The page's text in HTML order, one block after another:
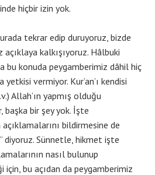
hiçbir izin yok.
tekrar edip duruyoruz, bizde
kalkışıyoruz. Hâlbuki
bu konuda peygamberimiz dâhil hiç
yetkisi vermiyor. Kur’an’ı kendisi
Allah’ın yapmış olduğu
başka bir şey yok. İşte
bildirmesine de
diyoruz. Sünnetle, hikmet işte
nasıl bulunup
için, bu açıdan da peygamberimiz